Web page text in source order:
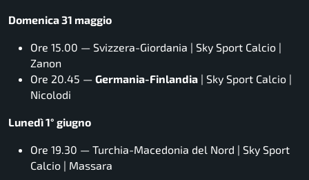
Domenica 31 maggio
Ore 15.00 — Svizzera-Giordania | Sky Sport Calcio |
Zanon
Ore 20.45 — Germania-Finlandia | Sky Sport Calcio |
Nicolodi
Lunedì 1° giugno
Ore 19.30 — Turchia-Macedonia del Nord | Sky Sport
Calcio | Massara